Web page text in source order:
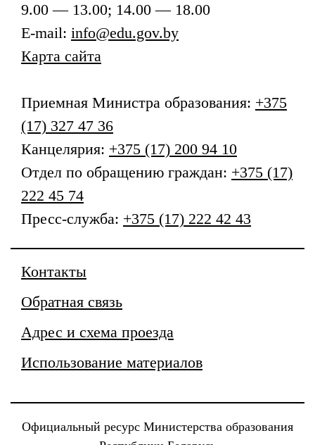
9.00 — 13.00; 14.00 — 18.00
E-mail: info@edu.gov.by
Карта сайта
Приемная Министра образования: +375
(17) 327 47 36
Канцелярия: +375 (17) 200 94 10
Отдел по обращению граждан: +375 (17)
222 45 74
Пресс-служба: +375 (17) 222 42 43
Контакты
Обратная связь
Адрес и схема проезда
Использование материалов
Официальный ресурс Министерства образования